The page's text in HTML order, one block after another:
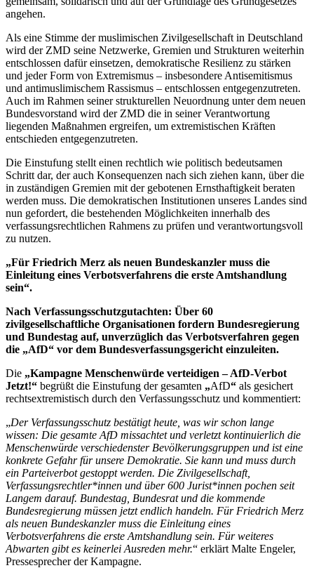
angehen.
Als eine Stimme der muslimischen Zivilgesellschaft in Deutschland
wird der ZMD seine Netzwerke, Gremien und Strukturen weiterhin
entschlossen dafür einsetzen, demokratische Resilienz zu stärken
und jeder Form von Extremismus – insbesondere Antisemitismus
und antimuslimischem Rassismus – entschlossen entgegenzutreten.
Auch im Rahmen seiner strukturellen Neuordnung unter dem neuen
Bundesvorstand wird der ZMD die in seiner Verantwortung
liegenden Maßnahmen ergreifen, um extremistischen Kräften
entschieden entgegenzutreten.
Die Einstufung stellt einen rechtlich wie politisch bedeutsamen
Schritt dar, der auch Konsequenzen nach sich ziehen kann, über die
in zuständigen Gremien mit der gebotenen Ernsthaftigkeit beraten
werden muss. Die demokratischen Institutionen unseres Landes sind
nun gefordert, die bestehenden Möglichkeiten innerhalb des
verfassungsrechtlichen Rahmens zu prüfen und verantwortungsvoll
zu nutzen.
„Für Friedrich Merz als neuen Bundeskanzler muss die
Einleitung eines Verbotsverfahrens die erste Amtshandlung
sein“.
Nach Verfassungsschutzgutachten: Über 60
zivilgesellschaftliche Organisationen fordern Bundesregierung
und Bundestag auf, unverzüglich das Verbotsverfahren gegen
die „AfD“ vor dem Bundesverfassungsgericht einzuleiten.
Die „Kampagne Menschenwürde verteidigen – AfD-Verbot
Jetzt!“ begrüßt die Einstufung der gesamten „AfD“ als gesichert
rechtsextremistisch durch den Verfassungsschutz und kommentiert:
„Der Verfassungsschutz bestätigt heute, was wir schon lange
wissen: Die gesamte AfD missachtet und verletzt kontinuierlich die
Menschenwürde verschiedenster Bevölkerungsgruppen und ist eine
konkrete Gefahr für unsere Demokratie. Sie kann und muss durch
ein Parteiverbot gestoppt werden. Die Zivilgesellschaft,
Verfassungsrechtler*innen und über 600 Jurist*innen pochen seit
Langem darauf. Bundestag, Bundesrat und die kommende
Bundesregierung müssen jetzt endlich handeln. Für Friedrich Merz
als neuen Bundeskanzler muss die Einleitung eines
Verbotsverfahrens die erste Amtshandlung sein. Für weiteres
Abwarten gibt es keinerlei Ausreden mehr.“ erklärt Malte Engeler,
Pressesprecher der Kampagne.